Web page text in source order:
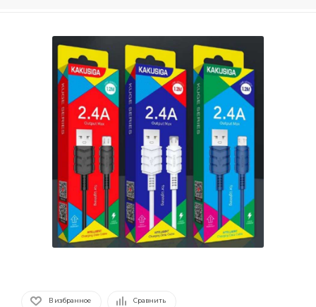
В избранное Сравнить